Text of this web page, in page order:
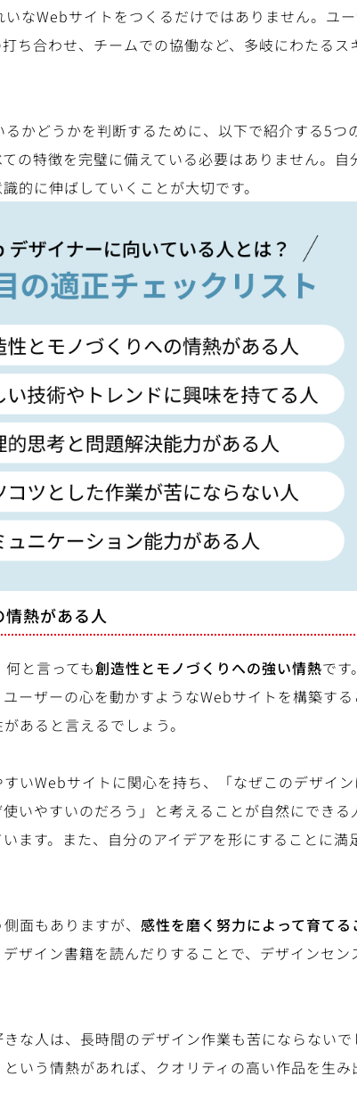
なWebサイトをつくるだけではありません。ユ
ち合わせ、チームでの協働など、多岐にわたるス
かどうかを判断するために、以下で紹介する5つ
の特徴を完璧に備えている必要はありません。自
的に伸ばしていくことが大切です。
熱がある人
と言っても創造性とモノづくりへの強い情熱です
ーザーの心を動かすようなWebサイトを構築す
あると言えるでしょう。
いWebサイトに関心を持ち、「なぜこのデザイ
いやすいのだろう」と考えることが自然にできる
ます。また、自分のアイデアを形にすることに満
面もありますが、 感性を磨く努力によって育てる
ザイン書籍を読んだりすることで、デザインセン
な人は、長時間のデザイン作業も苦にならないで
いう情熱があれば、クオリティの高い作品を生み